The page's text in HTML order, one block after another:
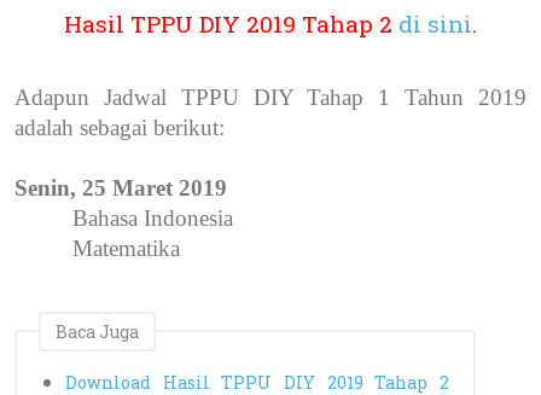
Hasil TPPU DIY 2019 Tahap 2 di sini.
Adapun Jadwal TPPU DIY Tahap 1 Tahun 2019
adalah sebagai berikut:
Senin, 25 Maret 2019
Bahasa Indonesia
Matematika
Baca Juga
Download Hasil TPPU DIY 2019 Tahap 2